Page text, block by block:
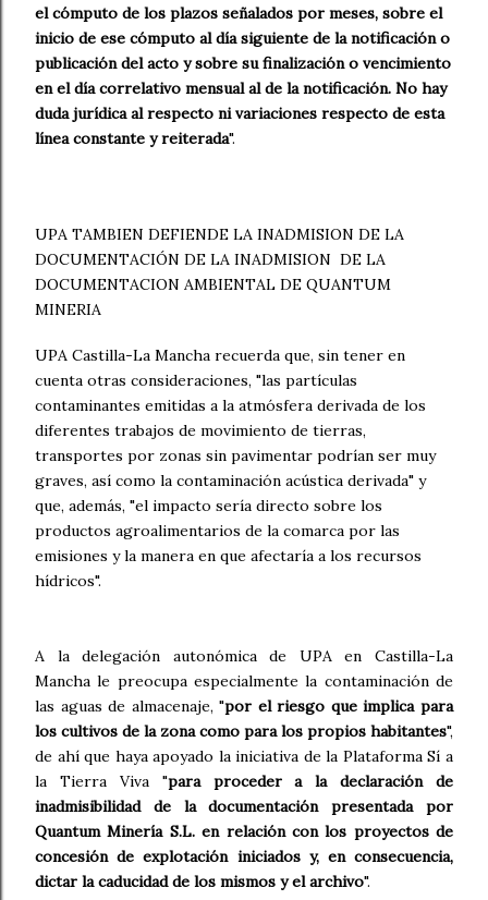
el cómputo de los plazos señalados por meses, sobre el
inicio de ese cómputo al día siguiente de la notificación o
publicación del acto y sobre su finalización o vencimiento
en el día correlativo mensual al de la notificación. No hay
duda jurídica al respecto ni variaciones respecto de esta
línea constante y reiterada".
UPA TAMBIEN DEFIENDE LA INADMISION DE LA
DOCUMENTACIÓN DE LA INADMISION DE LA
DOCUMENTACION AMBIENTAL DE QUANTUM
MINERIA
UPA Castilla-La Mancha recuerda que, sin tener en
cuenta otras consideraciones, "las partículas
contaminantes emitidas a la atmósfera derivada de los
diferentes trabajos de movimiento de tierras,
transportes por zonas sin pavimentar podrían ser muy
graves, así como la contaminación acústica derivada" y
que, además, "el impacto sería directo sobre los
productos agroalimentarios de la comarca por las
emisiones y la manera en que afectaría a los recursos
hídricos".
A la delegación autonómica de UPA en Castilla-La
Mancha le preocupa especialmente la contaminación de
las aguas de almacenaje, "por el riesgo que implica para
los cultivos de la zona como para los propios habitantes",
de ahí que haya apoyado la iniciativa de la Plataforma Sí a
la Tierra Viva "para proceder a la declaración de
inadmisibilidad de la documentación presentada por
Quantum Minería S.L. en relación con los proyectos de
concesión de explotación iniciados y, en consecuencia,
dictar la caducidad de los mismos y el archivo".